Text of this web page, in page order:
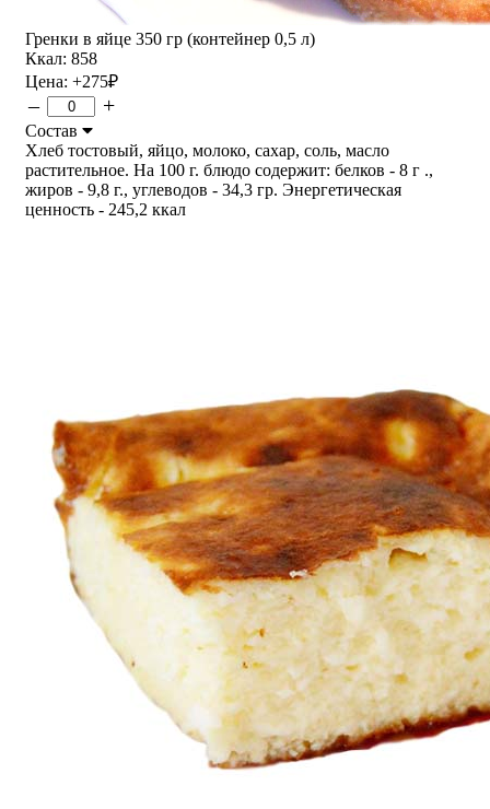
Гренки в яйце 350 гр (контейнер 0,5 л)
Ккал: 858
Цена: +275₽
– +
Состав
Хлеб тостовый, яйцо, молоко, сахар, соль, масло
растительное. На 100 г. блюдо содержит: белков - 8 г .,
жиров - 9,8 г., углеводов - 34,3 гр. Энергетическая
ценность - 245,2 ккал